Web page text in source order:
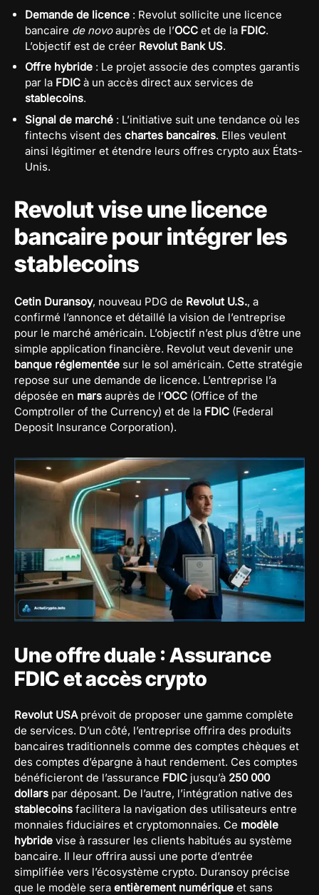
Demande de licence : Revolut sollicite une licence
bancaire de novoauprès de l’OCC et de la FDIC.
L’objectif est de créer Revolut Bank US.
Offre hybride : Le projet associe des comptes garantis
par la FDIC à un accès direct aux services de
stablecoins.
Signal de marché : L’initiative suit une tendance où les
fintechs visent des chartes bancaires. Elles veulent
ainsi légitimer et étendre leurs offres crypto aux États-
Unis.
Revolut vise une licence
bancaire pour intégrer les
stablecoins
Cetin Duransoy, nouveau PDG de Revolut U.S., a
confirmé l’annonce et détaillé la vision de l’entreprise
pour le marché américain. L’objectif n’est plus d’être une
simple application financière. Revolut veut devenir une
banque réglementée sur le sol américain. Cette stratégie
repose sur une demande de licence. L’entreprise l’a
déposée en mars auprès de l’OCC (Office of the
Comptroller of the Currency) et de la FDIC (Federal
Deposit Insurance Corporation).
Une offre duale : Assurance
FDIC et accès crypto
Revolut USAprévoit de proposer une gamme complète
de services. D’un côté, l’entreprise offrira des produits
bancaires traditionnels comme des comptes chèques et
des comptes d’épargne à haut rendement. Ces comptes
bénéficieront de l’assurance FDIC jusqu’à 250 000
dollars par déposant. De l’autre, l’intégration native des
stablecoins facilitera la navigation des utilisateurs entre
monnaies fiduciaires et cryptomonnaies. Ce modèle
hybride vise à rassurer les clients habitués au système
bancaire. Il leur offrira aussi une porte d’entrée
simplifiée vers l’écosystème crypto. Duransoy précise
que le modèle sera entièrement numérique et sans